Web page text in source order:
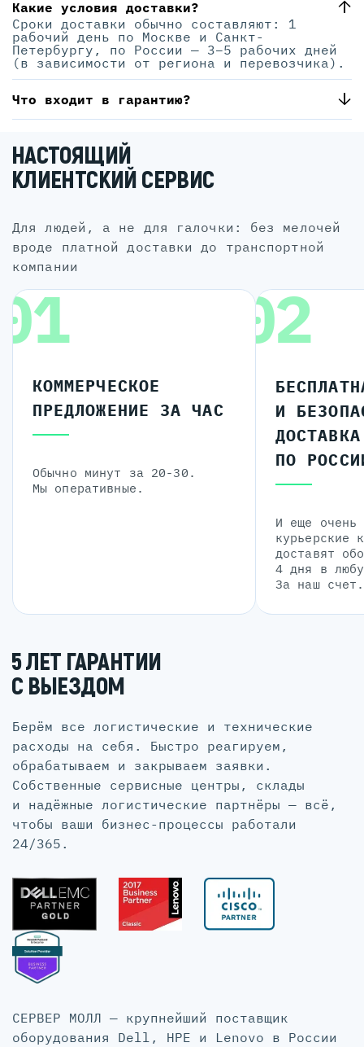
Какие условия доставки?
Сроки доставки обычно составляют: 1
рабочий день по Москве и Санкт-
Петербургу, по России — 3–5 рабочих дней
(в зависимости от региона и перевозчика).
Что входит в гарантию?
НАСТОЯЩИЙ
КЛИЕНТСКИЙ СЕРВИС
для людей, а не для галочки: без мелочей
вроде платной доставки до транспортной
компании
КОММЕРЧЕСКОЕ
ПРЕДЛОЖЕНИЕ ЗА ЧАС
Обычно минут за 20-30.
Мы оперативные.
02
И
ДОСТАВКА
ПО
И еще очень
курьерские
доставят
4 дня в
За наш счет.
5 ЛЕТ ГАРАНТИИ
С ВЫЕЗДОМ
Берём все логистические и технические
расходы на себя. Быстро реагируем,
обрабатываем и закрываем заявки.
Собственные сервисные центры, склады
и надёжные логистические партнёры — всё,
чтобы ваши бизнес-процессы работали
24/365.
СЕРВЕР МОЛЛ — крупнейший поставщик
оборудования Dell, HPE и Lenovo в России